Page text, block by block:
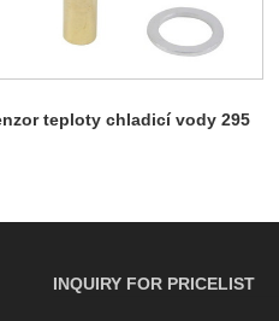
teploty chladicí vody 295
INQUIRY FOR PRICELIST